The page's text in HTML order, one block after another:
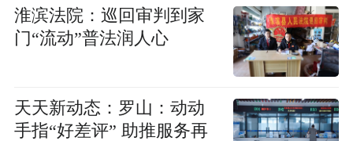
​淮滨法院：巡回审判到家
门“流动”普法润人心
天天新动态：​罗山：动动
手指“好差评” 助推服务再